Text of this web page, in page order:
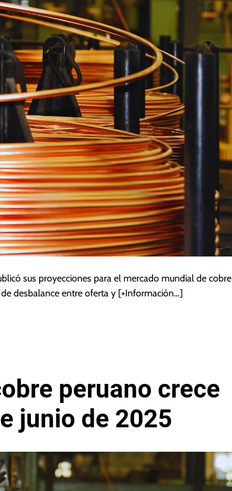
sus proyecciones para el mercado mundial de cobre
desbalance entre oferta y [+Información…]
peruano crece
junio de 2025